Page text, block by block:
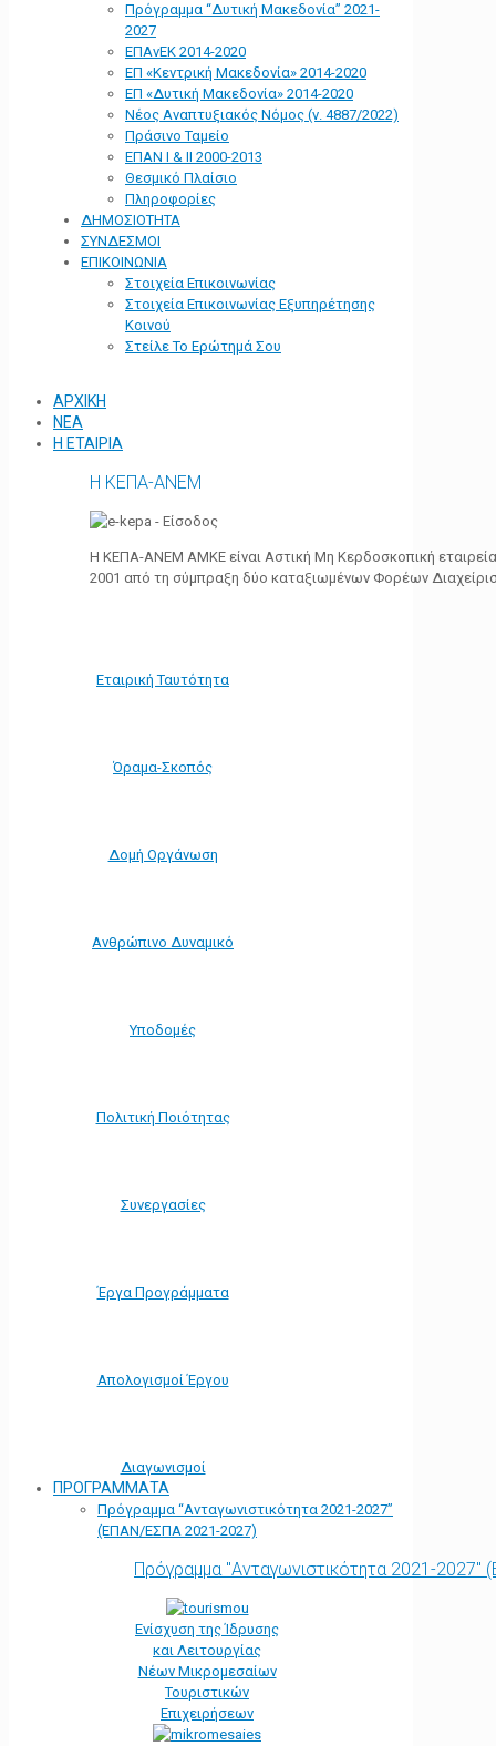
Πρόγραμμα “Δυτική Μακεδονία” 2021-
2027
ΕΠΑνΕΚ 2014-2020
ΕΠ «Kεντρική Μακεδονία» 2014-2020
ΕΠ «Δυτική Μακεδονία» 2014-2020
Νέος Αναπτυξιακός Νόμος (ν. 4887/2022)
Πράσινο Ταμείο
ΕΠΑΝ Ι & ΙΙ 2000-2013
Θεσμικό Πλαίσιο
Πληροφορίες
ΔΗΜΟΣΙΟΤΗΤΑ
ΣΥΝΔΕΣΜΟΙ
ΕΠΙΚΟΙΝΩΝΙΑ
Στοιχεία Επικοινωνίας
Στοιχεία Επικοινωνίας Εξυπηρέτησης
Κοινού
Στείλε Το Ερώτημά Σου
ΑΡΧΙΚΗ
ΝΕΑ
Η ΕΤΑΙΡΙΑ
Η ΚΕΠΑ-ΑΝΕΜ
Η ΚΕΠΑ-ΑΝΕΜ ΑΜΚΕ είναι Αστική Μη Κερδοσκοπική
2001 από τη σύμπραξη δύο καταξιωμένων Φορέων
Εταιρική Ταυτότητα
Όραμα-Σκοπός
Δομή Οργάνωση
Ανθρώπινο Δυναμικό
Υποδομές
Πολιτική Ποιότητας
Συνεργασίες
Έργα Προγράμματα
Απολογισμοί Έργου
Διαγωνισμοί
ΠΡΟΓΡΑΜΜΑΤΑ
Πρόγραμμα “Ανταγωνιστικότητα 2021-2027”
(ΕΠΑΝ/ΕΣΠΑ 2021-2027)
Πρόγραμμα "Ανταγωνιστικότητα 2021-
Ενίσχυση της Ίδρυσης
και Λειτουργίας
Νέων Μικρομεσαίων
Τουριστικών
Επιχειρήσεων